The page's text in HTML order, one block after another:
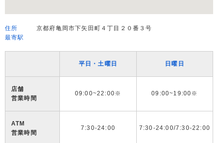
住所
京都府亀岡市下矢田町４丁目２０番３号
最寄駅
平日・土曜日 日曜日
店舗
営業時間
09:00~22:00※ 09:00~19:00※
ATM
営業時間
7:30-24:00 7:30-24:00/7:30-22:00